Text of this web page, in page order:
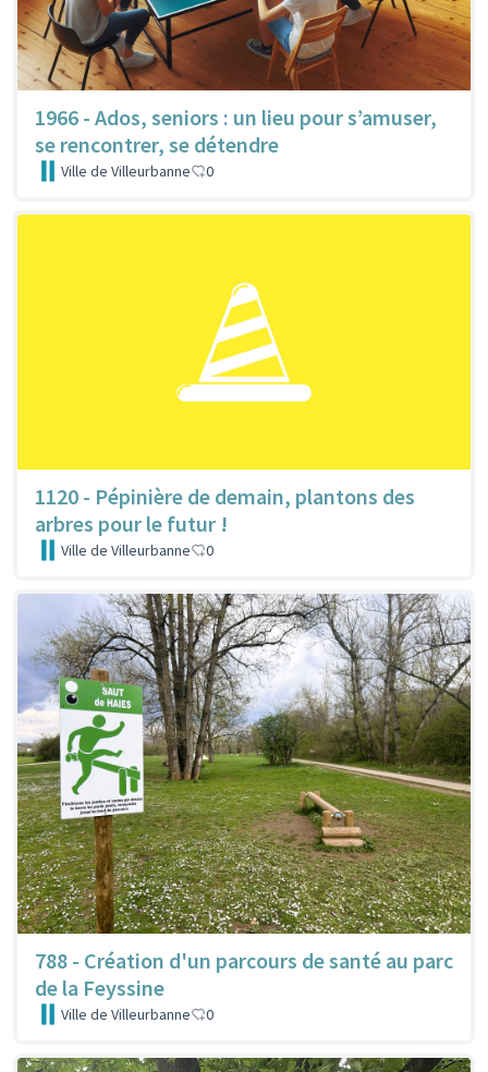
1966 - Ados, seniors : un lieu pour s’amuser,
se rencontrer, se détendre
Ville de Villeurbanne 0
1120 - Pépinière de demain, plantons des
arbres pour le futur !
Ville de Villeurbanne 0
788 - Création d'un parcours de santé au parc
de la Feyssine
Ville de Villeurbanne 0